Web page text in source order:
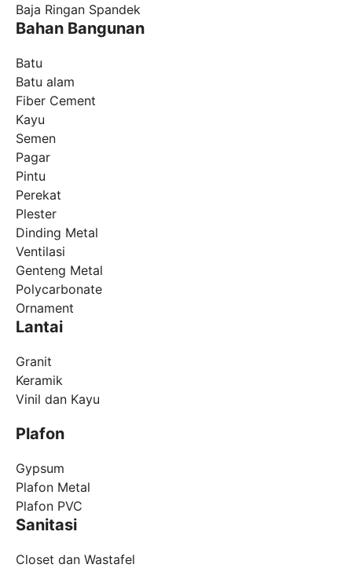
Baja Ringan Spandek
Bahan Bangunan
Batu
Batu alam
Fiber Cement
Kayu
Semen
Pagar
Pintu
Perekat
Plester
Dinding Metal
Ventilasi
Genteng Metal
Polycarbonate
Ornament
Lantai
Granit
Keramik
Vinil dan Kayu
Plafon
Gypsum
Plafon Metal
Plafon PVC
Sanitasi
Closet dan Wastafel